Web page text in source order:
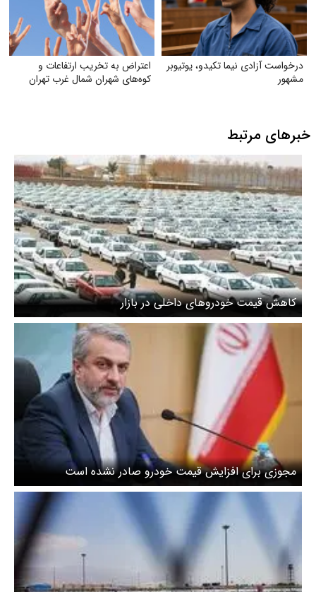
درخواست آزادی نیما تکیدو، یوتیوبر
مشهور
اعتراض به تخریب ارتفاعات و
کوه‌های شهران شمال غرب تهران
خبرهای مرتبط
کاهش قیمت خودروهای داخلی در بازار
مجوزی برای افزایش قیمت خودرو صادر نشده است